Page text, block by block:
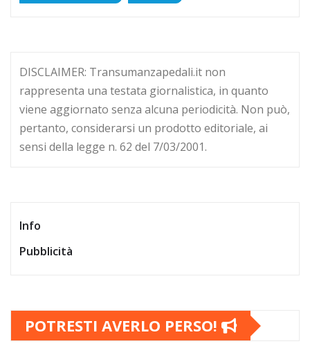
DISCLAIMER: Transumanzapedali.it non
rappresenta una testata giornalistica, in quanto
viene aggiornato senza alcuna periodicità. Non può,
pertanto, considerarsi un prodotto editoriale, ai
sensi della legge n. 62 del 7/03/2001.
Info
Pubblicità
POTRESTI AVERLO PERSO!